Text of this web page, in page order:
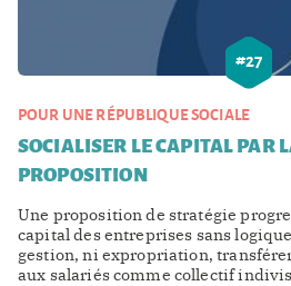
#27
POUR UNE RÉPUBLIQUE SOCIALE
SOCIALISER LE CAPITAL PAR
PROPOSITION
Une proposition de stratégie
capital des entreprises sans
gestion, ni expropriation,
aux salariés comme collectif